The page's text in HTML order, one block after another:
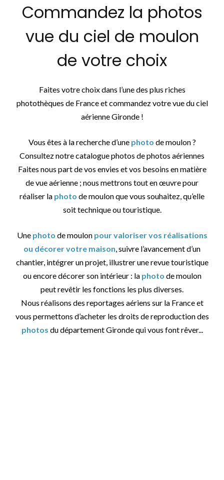
Commandez la photos
vue du ciel de moulon
de votre choix
Faites votre choix dans l’une des plus riches
photothèques de France et commandez votre vue du ciel
aérienne Gironde !
Vous êtes à la recherche d’une photo de moulon ?
Consultez notre catalogue photos de photos aériennes
Faites nous part de vos envies et vos besoins en matière
de vue aérienne ; nous mettrons tout en œuvre pour
réaliser la photo de moulon que vous souhaitez, qu’elle
soit technique ou touristique.
Une photo de moulon pour valoriser vos réalisations
ou décorer votre maison, suivre l’avancement d’un
chantier, intégrer un projet, illustrer une revue touristique
ou encore décorer son intérieur : la photo de moulon
peut revêtir les fonctions les plus diverses.
Nous réalisons des reportages aériens sur la France et
vous permettons d’acheter les droits de reproduction des
photos du département Gironde qui vous font rêver...